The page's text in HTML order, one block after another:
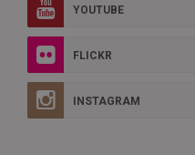
YOUTUBE
FLICKR
INSTAGRAM